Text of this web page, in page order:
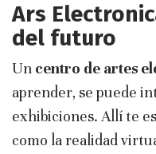
Ars
del futuro
Un centro de artes
aprender, se puede
exhibiciones. Allí te
como la realidad